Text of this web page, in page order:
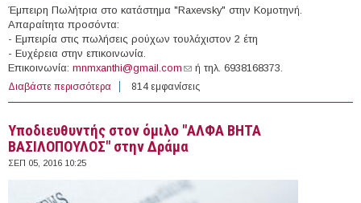
Έμπειρη Πωλήτρια στο κατάστημα "Raxevsky" στην Κομοτηνή.
Απαραίτητα προσόντα:
- Εμπειρία στις πωλήσεις ρούχων τουλάχιστον 2 έτη
- Ευχέρεια στην επικοινωνία.
Επικοινωνία: mnmxanthi@gmail.com (link sends e-mail)
ή τηλ. 6938168373.
Διαβάστε περισσότερα για Έμπειρη Πωλήτρια στο κατάστημα "Raxevsky" στην
Κομοτηνή
814 εμφανίσεις
Υποδιευθυντής στον όμιλο "ΑΛΦΑ ΒΗΤΑ
ΒΑΣΙΛΟΠΟΥΛΟΣ" στην Δράμα
ΣΕΠ 05, 2016 10:25